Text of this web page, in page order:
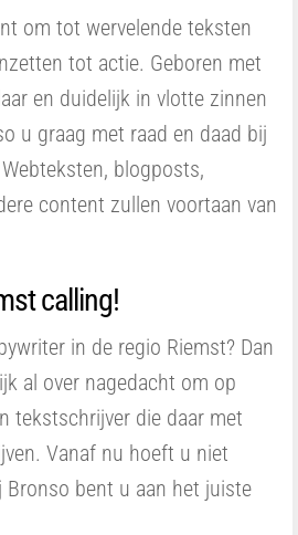
om tot wervelende teksten
tot actie. Geboren met
en duidelijk in vlotte zinnen
u graag met raad en daad bij
blogposts,
content zullen voortaan van
calling!
in de regio Riemst? Dan
al over nagedacht om op
tekstschrijver die daar met
Vanaf nu hoeft u niet
bent u aan het juiste